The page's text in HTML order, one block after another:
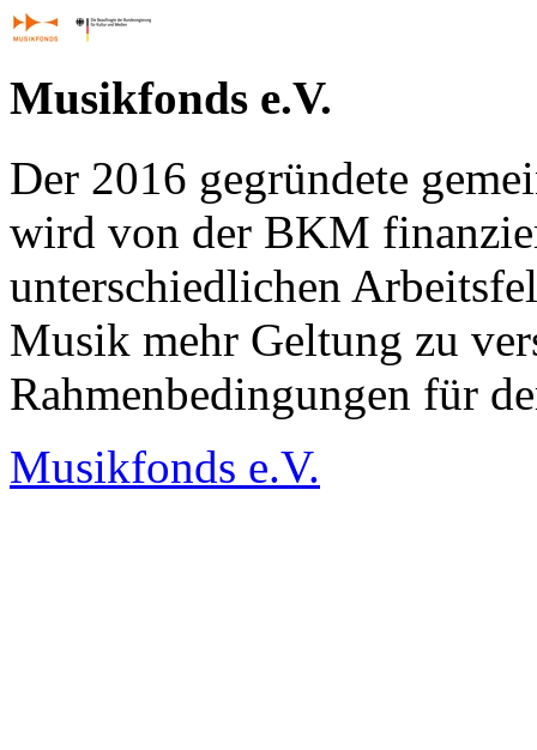
Musikfonds e.V.
Der 2016 gegründete
wird von der BKM
unterschiedlichen
Musik mehr Geltung zu
Rahmenbedingungen für
Musikfonds e.V.